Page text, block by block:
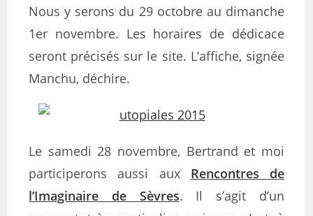
Nous y serons du 29 octobre au dimanche
1er novembre. Les horaires de dédicace
seront précisés sur le site. L’affiche, signée
Manchu, déchire.
Le samedi 28 novembre, Bertrand et moi
participerons aussi aux Rencontres de
l’Imaginaire de Sèvres. Il s’agit d’un